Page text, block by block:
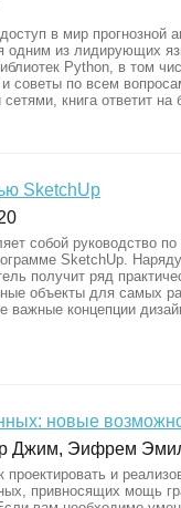
в мир прогнозной
одним из лидирующих
Python, в том
и советы по всем
книга ответит на
SketchUp
собой руководство
SketchUp.
получит ряд
объекты для самых
важные концепции
новые
Джим, Эифрем
проектировать и
привносящих мощь